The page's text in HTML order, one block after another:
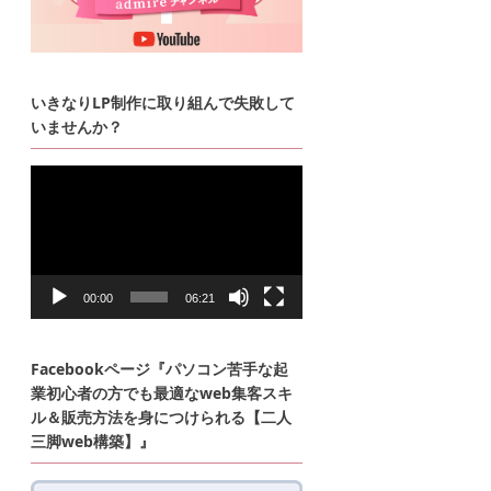
いきなりLP制作に取り組んで失敗して
いませんか？
動
00:00 06:21
Facebookページ『パソコン苦手な起
業初心者の方でも最適なweb集客スキ
ル＆販売方法を身につけられる【二人
三脚web構築】』